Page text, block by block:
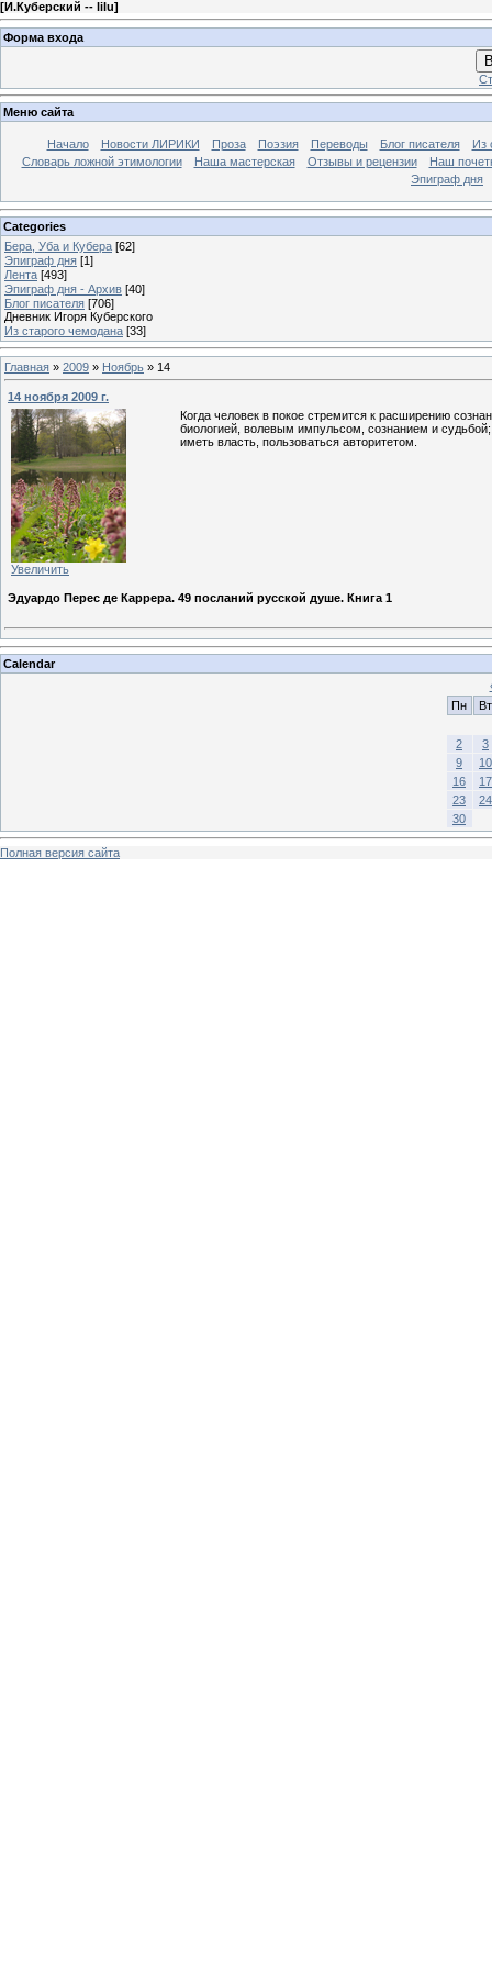
[И.Куберский -- lilu]
Форма входа
Меню сайта
Начало Новости ЛИРИКИ Проза Поэзия Переводы Блог писателя
Из
Словарь ложной этимологии
Наша мастерская Отзывы и рецензии
Наш
Эпиграф дня
Categories
Бера, Уба и Кубера [62]
Эпиграф дня [1]
Лента [493]
Эпиграф дня - Архив [40]
Блог писателя [706]
Дневник Игоря Куберского
Из старого чемодана [33]
Главная » 2009 » Ноябрь » 14
14 ноября 2009 г.
Увеличить
Когда человек в покое стремится к расширению
биологией, волевым импульсом, сознанием и
иметь власть, пользоваться авторитетом.
Эдуардо Перес де Каррера. 49 посланий русской душе. Книга 1
Calendar
Пн
Вт
2
3
9
10
16
17
23
24
30
Полная версия сайта